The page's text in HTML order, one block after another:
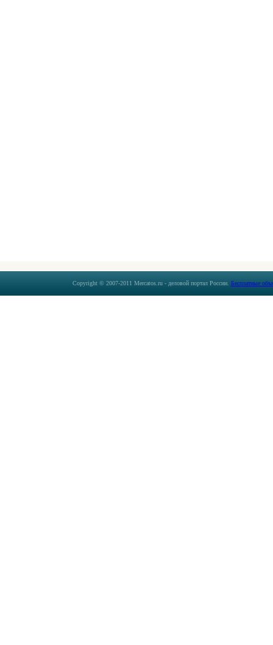
Copyright © 2007-2011 Mercatos.ru - деловой портал России. Бесплатные